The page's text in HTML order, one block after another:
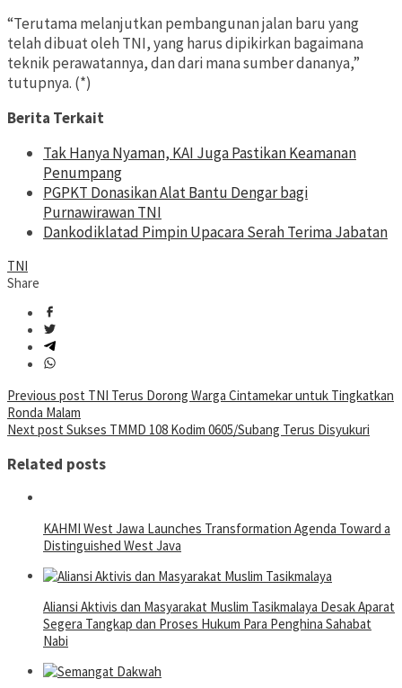
“Terutama melanjutkan pembangunan jalan baru yang
telah dibuat oleh TNI, yang harus dipikirkan bagaimana
teknik perawatannya, dan dari mana sumber dananya,”
tutupnya. (*)
Berita Terkait
Tak Hanya Nyaman, KAI Juga Pastikan Keamanan
Penumpang
PGPKT Donasikan Alat Bantu Dengar bagi
Purnawirawan TNI
Dankodiklatad Pimpin Upacara Serah Terima Jabatan
TNI
Share
Post
navigation
Previous post TNI Terus Dorong Warga Cintamekar untuk Tingkatkan
Ronda Malam
Next post Sukses TMMD 108 Kodim 0605/Subang Terus Disyukuri
Related posts
KAHMI West Jawa Launches Transformation Agenda Toward a
Distinguished West Java
Aliansi Aktivis dan Masyarakat Muslim Tasikmalaya Desak Aparat
Segera Tangkap dan Proses Hukum Para Penghina Sahabat
Nabi